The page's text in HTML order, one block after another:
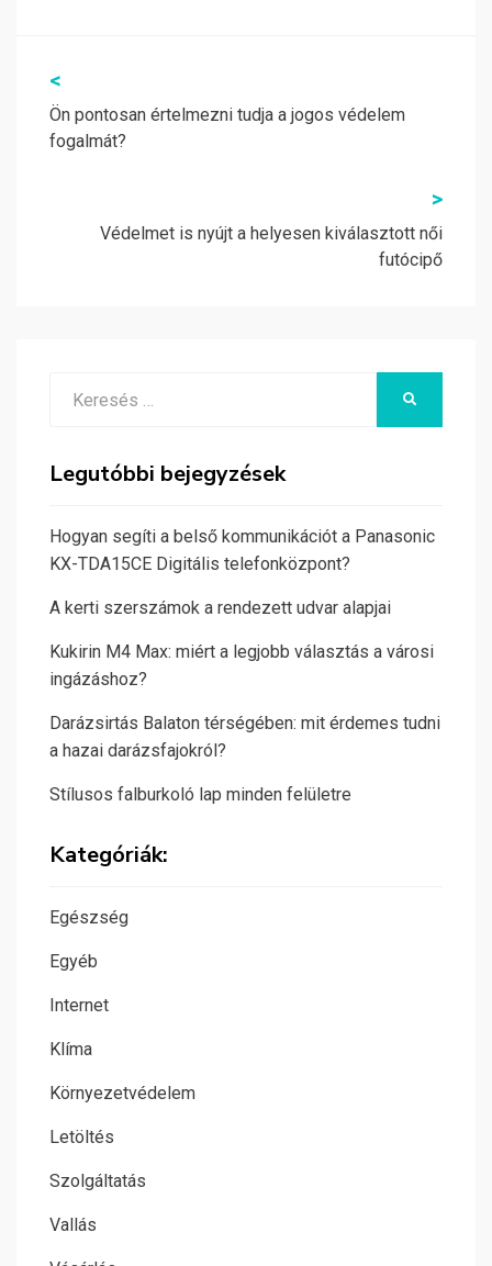
Bejegyzés
navigáció
<
Ön pontosan értelmezni tudja a jogos védelem
fogalmát?
>
Védelmet is nyújt a helyesen kiválasztott női
futócipő
Legutóbbi bejegyzések
Hogyan segíti a belső kommunikációt a Panasonic
KX-TDA15CE Digitális telefonközpont?
A kerti szerszámok a rendezett udvar alapjai
Kukirin M4 Max: miért a legjobb választás a városi
ingázáshoz?
Darázsirtás Balaton térségében: mit érdemes tudni
a hazai darázsfajokról?
Stílusos falburkoló lap minden felületre
Kategóriák:
Egészség
Egyéb
Internet
Klíma
Környezetvédelem
Letöltés
Szolgáltatás
Vallás